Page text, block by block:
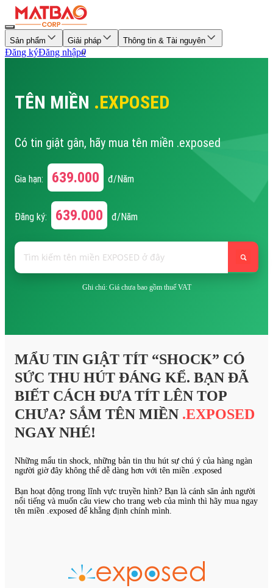
Sản phẩm Giải pháp Thông tin & Tài nguyên
Đăng kýĐăng nhập0
TÊN MIỀN .EXPOSED
Có tin giật gân, hãy mua tên miền .exposed
Gia hạn: 639.000 đ/Năm
Đăng ký: 639.000 đ/Năm
Ghi chú: Giá chưa bao gồm thuế VAT
MẨU TIN GIẬT TÍT “SHOCK” CÓ
SỨC THU HÚT ĐÁNG KỂ. BẠN ĐÃ
BIẾT CÁCH ĐƯA TÍT LÊN TOP
CHƯA? SẮM TÊN MIỀN .EXPOSED
NGAY NHÉ!
Những mẩu tin shock, những bản tin thu hút sự chú ý của hàng ngàn
người giờ đây không thể dễ dàng hơn với tên miền .exposed
Bạn hoạt động trong lĩnh vực truyền hình? Bạn là cánh săn ảnh người
nổi tiếng và muốn câu view cho trang web của mình thì hãy mua ngay
tên miền .exposed để khẳng định chính mình.